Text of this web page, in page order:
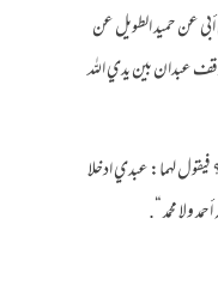
عن حميد الطويل عن
عبدان بين يدي الله
فيقول لهما: عبدي ادخلا
ولا محمد “.